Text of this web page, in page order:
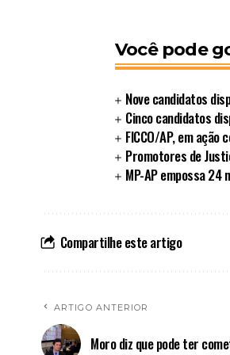
Você pode
Nove candidatos
Cinco candidatos
FICCO/AP, em
Promotores de
MP-AP empossa
Compartilhe este artigo
ARTIGO ANTERIOR
Moro diz que pode ter